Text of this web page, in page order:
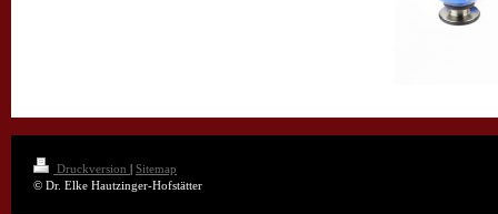
Druckversion | Sitemap
© Dr. Elke Hautzinger-Hofstätter